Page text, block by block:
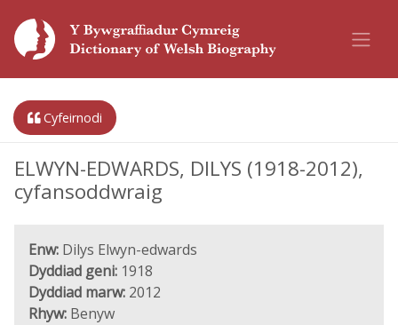
Cyfeirnodi
ELWYN-EDWARDS, DILYS (1918-2012),
cyfansoddwraig
Enw: Dilys Elwyn-edwards
Dyddiad geni: 1918
Dyddiad marw: 2012
Rhyw: Benyw